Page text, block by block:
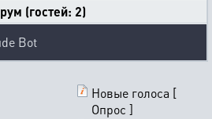
(гостей: 2)
Bot
Новые голоса [
Опрос ]